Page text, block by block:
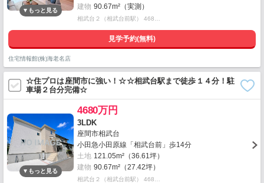
建物 90.67m²（実測）
相武台２（相武台前駅） 468…
見学予約(無料)
住宅情報館(株)海老名店
☆住プロは座間市に強い！☆☆相武台駅まで徒歩１４分！駐
車場２台分完備☆
4680万円
3LDK
座間市相武台
小田急小田原線「相武台前」歩14分
土地 121.05m²（36.61坪）
建物 90.67m²（27.42坪）
相武台２（相武台前駅） 468…